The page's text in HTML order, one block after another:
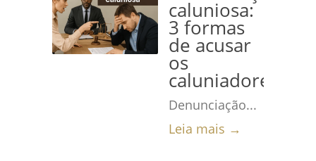
caluniosa:
3 formas
de acusar
os
caluniadores
Denunciação...
Leia mais →